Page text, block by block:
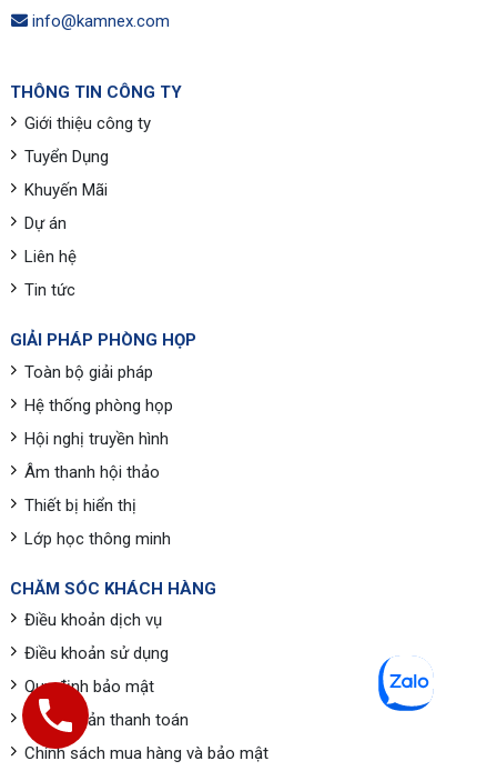
info@kamnex.com
THÔNG TIN CÔNG TY
Giới thiệu công ty
Tuyển Dụng
Khuyến Mãi
Dự án
Liên hệ
Tin tức
GIẢI PHÁP PHÒNG HỌP
Toàn bộ giải pháp
Hệ thống phòng họp
Hội nghị truyền hình
Âm thanh hội thảo
Thiết bị hiển thị
Lớp học thông minh
CHĂM SÓC KHÁCH HÀNG
Điều khoản dịch vụ
Điều khoản sử dụng
Quy định bảo mật
Điều khoản thanh toán
Chính sách mua hàng và bảo mật